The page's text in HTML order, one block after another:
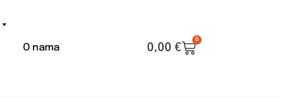
O nama 0,00 €
0